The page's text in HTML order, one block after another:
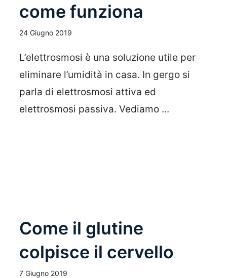
come funziona
24 Giugno 2019
L’elettrosmosi è una soluzione utile per
eliminare l’umidità in casa. In gergo si
parla di elettrosmosi attiva ed
elettrosmosi passiva. Vediamo ...
Come il glutine
colpisce il cervello
7 Giugno 2019